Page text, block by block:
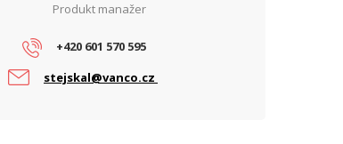
Produkt manažer
+420 601 570 595
stejskal@vanco.cz